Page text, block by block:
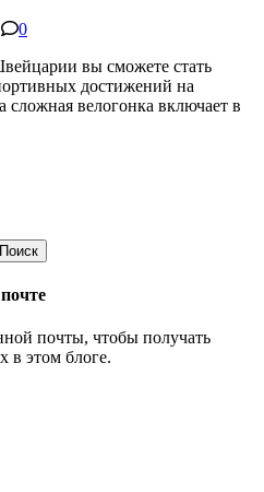
0
вы сможете стать
достижений на
сложная велогонка включает в
почты, чтобы получать
в этом блоге.